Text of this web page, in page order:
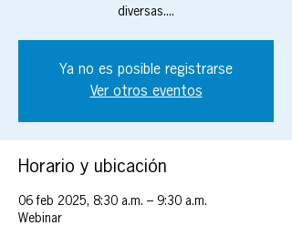
diversas....
Ya no es posible registrarse
Ver otros eventos
Horario y ubicación
06 feb 2025, 8:30 a.m. – 9:30 a.m.
Webinar